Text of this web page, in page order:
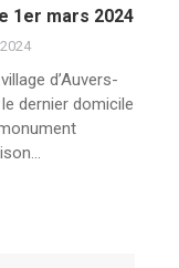
1er mars 2024
d’Auvers-
dernier domicile